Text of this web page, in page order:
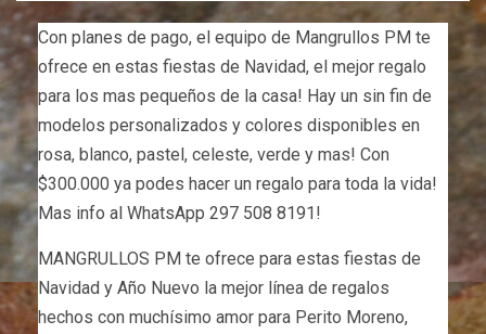
Con planes de pago, el equipo de Mangrullos PM te
ofrece en estas fiestas de Navidad, el mejor regalo
para los mas pequeños de la casa! Hay un sin fin de
modelos personalizados y colores disponibles en
rosa, blanco, pastel, celeste, verde y mas! Con
$300.000 ya podes hacer un regalo para toda la vida!
Mas info al WhatsApp 297 508 8191!
MANGRULLOS PM te ofrece para estas fiestas de
Navidad y Año Nuevo la mejor línea de regalos
hechos con muchísimo amor para Perito Moreno,